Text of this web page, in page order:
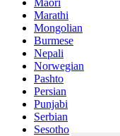
Marathi
Mongolian
Burmese
Nepali
Norwegian
Pashto
Persian
Punjabi
Serbian
Sesotho